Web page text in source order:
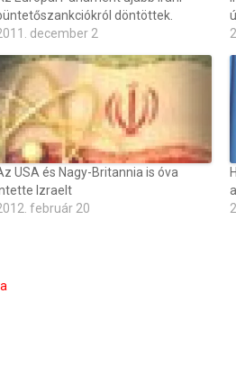
döntöttek.
december 2
USA és Nagy-Britannia is óva
Izraelt
február 20